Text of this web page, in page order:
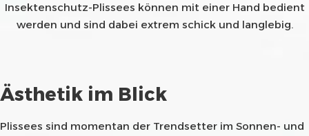
Insektenschutz-Plissees können mit einer Hand bedient
werden und sind dabei extrem schick und langlebig.
Ästhetik im Blick
Plissees sind momentan der Trendsetter im Sonnen- und